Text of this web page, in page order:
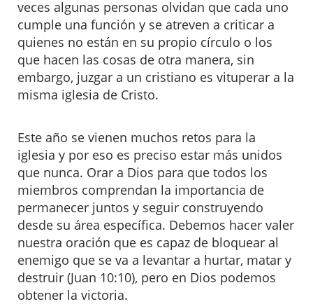
veces algunas personas olvidan que cada uno
cumple una función y se atreven a criticar a
quienes no están en su propio círculo o los
que hacen las cosas de otra manera, sin
embargo, juzgar a un cristiano es vituperar a la
misma iglesia de Cristo.
Este año se vienen muchos retos para la
iglesia y por eso es preciso estar más unidos
que nunca. Orar a Dios para que todos los
miembros comprendan la importancia de
permanecer juntos y seguir construyendo
desde su área específica. Debemos hacer valer
nuestra oración que es capaz de bloquear al
enemigo que se va a levantar a hurtar, matar y
destruir (Juan 10:10), pero en Dios podemos
obtener la victoria.